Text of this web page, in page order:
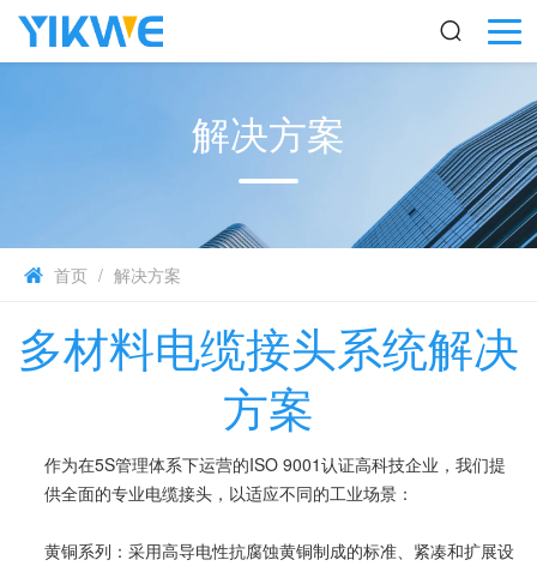
解决方案
首页 / 解决方案
多材料电缆接头系统解决
方案
作为在5S管理体系下运营的ISO 9001认证高科技企业，我们提
供全面的专业电缆接头，以适应不同的工业场景：
黄铜系列：采用高导电性抗腐蚀黄铜制成的标准、紧凑和扩展设